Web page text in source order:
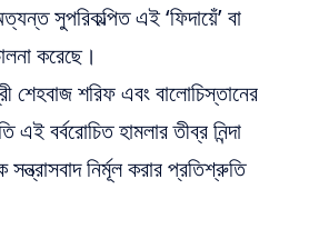
সুপরিকল্পিত এই ‘ফিদায়েঁ’ বা
করেছে।
শেহবাজ শরিফ এবং বালোচিস্তানের
এই বর্বরোচিত হামলার তীব্র নিন্দা
নির্মূল করার প্রতিশ্রুতি